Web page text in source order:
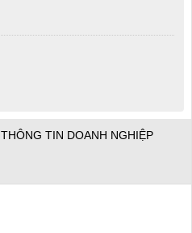
THÔNG TIN DOANH NGHIỆP